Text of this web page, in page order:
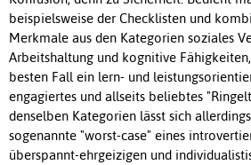
beispielsweise der Checklisten und
Merkmale aus den Kategorien soziales
Arbeitshaltung und kognitive
besten Fall ein lern- und
engagiertes und allseits beliebtes
denselben Kategorien lässt sich
sogenannte "worst-case" eines
überspannt-ehrgeizigen und